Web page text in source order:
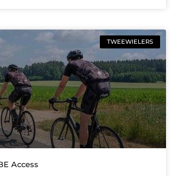
TWEEWIELERS
Access